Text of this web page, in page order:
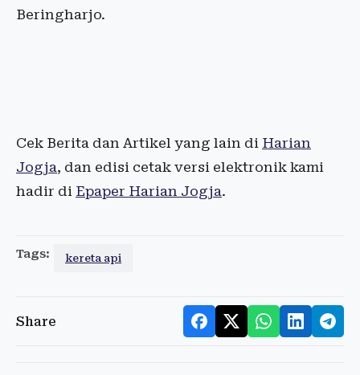
Beringharjo.
Cek Berita dan Artikel yang lain di Harian
Jogja, dan edisi cetak versi elektronik kami
hadir di Epaper Harian Jogja.
Tags: kereta api
Share